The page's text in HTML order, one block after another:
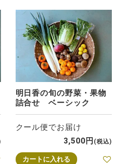
明日香の旬の野菜・果物
詰合せ ベーシック
クール便でお届け
3,500
税込
カートに入れる